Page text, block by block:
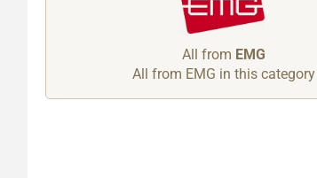
All from EMG
All from EMG in this category